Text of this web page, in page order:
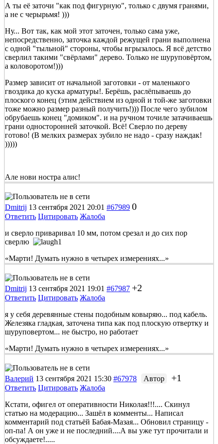
А ты её заточи "как под фигурную", только с двумя гранями,
а не с черырьмя! )))
Ну... Вот так, как мой этот заточен, только сама уже,
непосредственно, заточка каждой режущей грани выполнена
с одной "тыльной" стороны, чтобы вгрызалось. Я всё детство
сверлил такими "свёрлами" дерево. Только не шуруповёртом,
а коловоротом!)))
Размер зависит от начальной заготовки - от маленького
гвоздика до куска арматуры!. Берёшь, раслёпываешь до
плоского конец (этим действием из одной и той-же заготовки
тоже можно размер разный получить!))) После чего зубилом
обрубаешь конец "домиком". и на ручном точиле затачиваешь
грани односторонней заточкой. Всё! Сверло по дереву
готово! (В мелких размерах зубило не надо - сразу наждак!
)))))
Але нови ностра алис!
Dmitrij 13 сентября 2021 20:01 #67989 0
Ответить Цитировать Жалоба
и сверло приваривал 10 мм, потом срезал и до сих пор
сверлю
«Марти! Думать нужно в четырех измерениях...»
Dmitrij 13 сентября 2021 19:01 #67987 +2
Ответить Цитировать Жалоба
я у себя деревянные стены подобным ковыряю... под кабель.
Железяка гладкая, заточена типа как под плоскую отвертку и
шуруповертом... не быстро, но работает
«Марти! Думать нужно в четырех измерениях...»
Валерий 13 сентября 2021 15:30 #67978 Автор +1
Ответить Цитировать Жалоба
Кстати, офигел от оперативности Николая!!!.... Скинул
статью на модерацию... Зашёл в комменты... Написал
комментарий под статьёй Бабая-Мазая... Обновил страницу -
оп-па! А он уже и не последний....А вы уже тут прочитали и
обсуждаете!.....